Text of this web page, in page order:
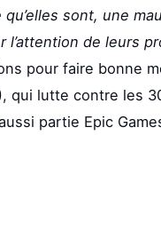
sont, une
de leurs
pour faire bonne
qui lutte contre les
partie Epic